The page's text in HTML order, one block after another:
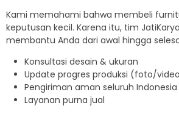
Kami memahami bahwa membeli
keputusan kecil. Karena itu, tim
membantu Anda dari awal hingga
Konsultasi desain & ukuran
Update progres produksi (foto/
Pengiriman aman seluruh Indonesia
Layanan purna jual